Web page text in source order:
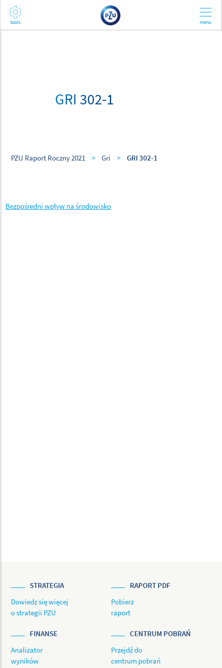
GRI 302-1
PZU Raport Roczny 2021 > Gri > GRI 302-1
Bezpośredni wpływ na środowisko
STRATEGIA
Dowiedz się więcej
o strategii PZU
RAPORT PDF
Pobierz
raport
FINANSE
Analizator
wyników
CENTRUM POBRAŃ
Przejdź do
centrum pobrań